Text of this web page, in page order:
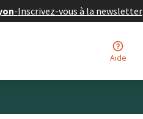
-Inscrivez-vous à la newsletter
Aide